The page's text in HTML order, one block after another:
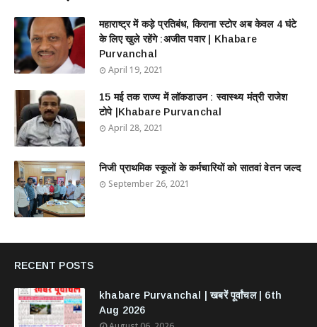
महाराष्ट्र में कड़े प्रतिबंध, किराना स्टोर अब केवल 4 घंटे
के लिए खुले रहेंगे :अजीत पवार | Khabare
Purvanchal
April 19, 2021
15 मई तक राज्य में लॉकडाउन : स्वास्थ्य मंत्री राजेश
टोपे |Khabare Purvanchal
April 28, 2021
निजी प्राथमिक स्कूलों के कर्मचारियों को सातवां वेतन जल्द
September 26, 2021
RECENT POSTS
khabare Purvanchal | खबरें पूर्वांचल | 6th
Aug 2026